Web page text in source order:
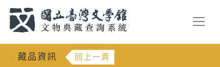
::: 藏品資訊 回上一頁